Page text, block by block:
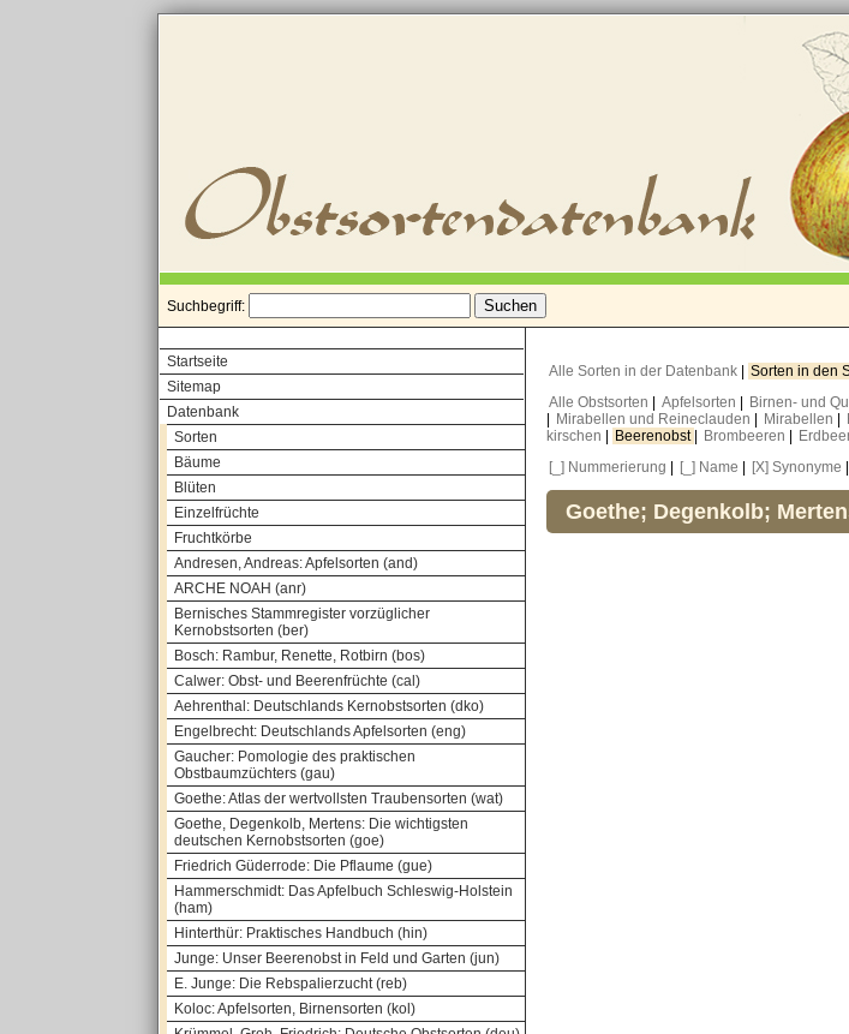
Suchbegriff:
Startseite
Sitemap
Datenbank
Sorten
Bäume
Blüten
Einzelfrüchte
Fruchtkörbe
Andresen, Andreas: Apfelsorten (and)
ARCHE NOAH (anr)
Bernisches Stammregister vorzüglicher
Kernobstsorten (ber)
Bosch: Rambur, Renette, Rotbirn (bos)
Calwer: Obst- und Beerenfrüchte (cal)
Aehrenthal: Deutschlands Kernobstsorten (dko)
Engelbrecht: Deutschlands Apfelsorten (eng)
Gaucher: Pomologie des praktischen
Obstbaumzüchters (gau)
Goethe: Atlas der wertvollsten Traubensorten (wat)
Goethe, Degenkolb, Mertens: Die wichtigsten
deutschen Kernobstsorten (goe)
Friedrich Güderrode: Die Pflaume (gue)
Hammerschmidt: Das Apfelbuch Schleswig-Holstein
(ham)
Hinterthür: Praktisches Handbuch (hin)
Junge: Unser Beerenobst in Feld und Garten (jun)
E. Junge: Die Rebspalierzucht (reb)
Koloc: Apfelsorten, Birnensorten (kol)
Alle Sorten in der Datenbank Sorten in den
Alle Obstsorten
Apfelsorten Birnen- und
Mirabellen und Reineclauden Mirabellen
kirschen
Beerenobst Brombeeren
[_] Nummerierung
[_] Name [X] Synonyme
Goethe; Degenkolb;